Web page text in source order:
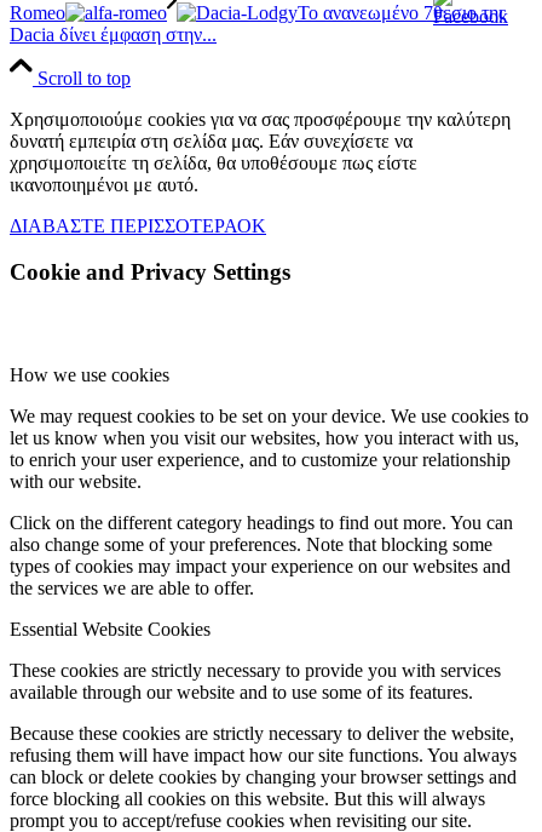
Romeo
Το ανανεωμένο 7θεσιο της
Dacia δίνει έμφαση στην...
Scroll to top
Χρησιμοποιούμε cookies για να σας προσφέρουμε την καλύτερη
δυνατή εμπειρία στη σελίδα μας. Εάν συνεχίσετε να
χρησιμοποιείτε τη σελίδα, θα υποθέσουμε πως είστε
ικανοποιημένοι με αυτό.
ΔΙΑΒΑΣΤΕ ΠΕΡΙΣΣΟΤΕΡΑΟΚ
Cookie and Privacy Settings
How we use cookies
We may request cookies to be set on your device. We use cookies to
let us know when you visit our websites, how you interact with us,
to enrich your user experience, and to customize your relationship
with our website.
Click on the different category headings to find out more. You can
also change some of your preferences. Note that blocking some
types of cookies may impact your experience on our websites and
the services we are able to offer.
Essential Website Cookies
These cookies are strictly necessary to provide you with services
available through our website and to use some of its features.
Because these cookies are strictly necessary to deliver the website,
refusing them will have impact how our site functions. You always
can block or delete cookies by changing your browser settings and
force blocking all cookies on this website. But this will always
prompt you to accept/refuse cookies when revisiting our site.